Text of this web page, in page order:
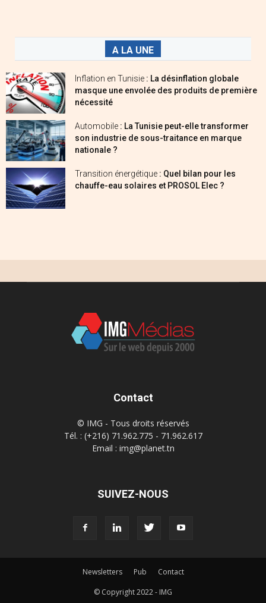
A LA UNE
Inflation en Tunisie : La désinflation globale
masque une envolée des produits de première
nécessité
Automobile : La Tunisie peut-elle transformer
son industrie de sous-traitance en marque
nationale ?
Transition énergétique : Quel bilan pour les
chauffe-eau solaires et PROSOL Elec ?
Contact
© IMG - Tous droits réservés
Tél. : (+216) 71.962.775 - 71.962.617
Email : img@planet.tn
SUIVEZ-NOUS
Newsletters Pub
Contact
© Copyright 2022 - IMG